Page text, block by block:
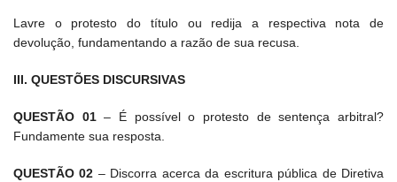
Lavre o protesto do título ou redija a respectiva nota de
devolução, fundamentando a razão de sua recusa.
III. QUESTÕES DISCURSIVAS
QUESTÃO 01– É possível o protesto de sentença arbitral?
Fundamente sua resposta.
QUESTÃO 02 – Discorra acerca da escritura pública de Diretiva